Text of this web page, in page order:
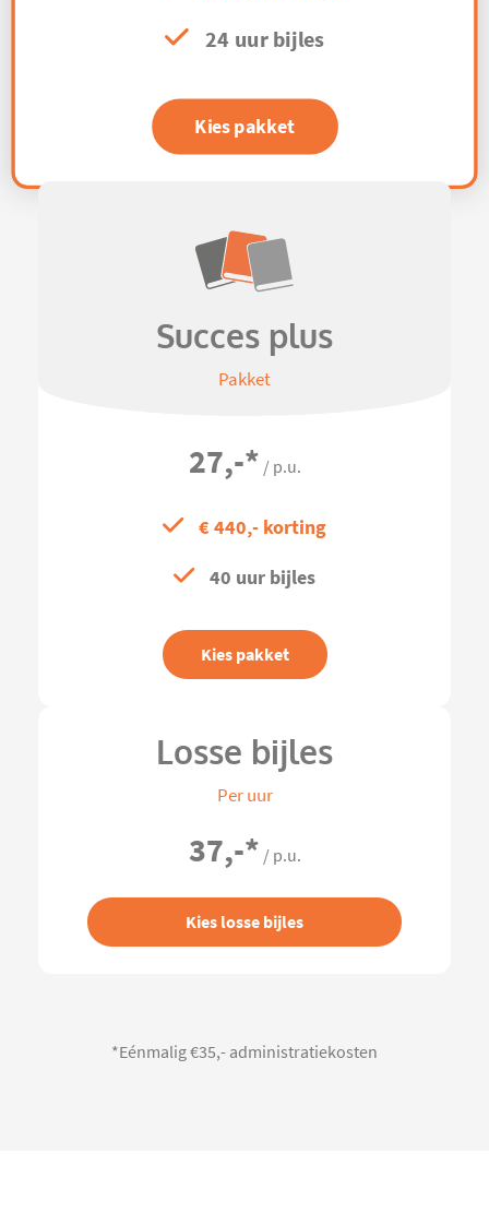
24 uur bijles
Kies pakket
Succes plus
Pakket
27,-* / p.u.
€ 440,- korting
40 uur bijles
Kies pakket
Losse bijles
Per uur
37,-* / p.u.
Kies losse bijles
*Eénmalig €35,- administratiekosten